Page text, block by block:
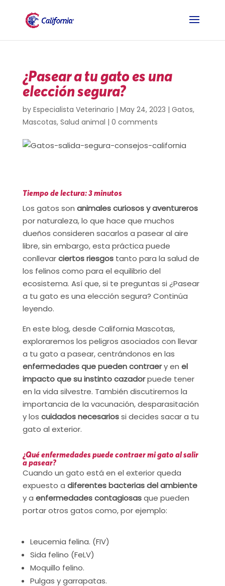
¿Pasear a tu gato es una
elección segura?
by Especialista Veterinario | May 24, 2023 | Gatos,
Mascotas, Salud animal | 0 comments
Tiempo de lectura: 3 minutos
Los gatos son animales curiosos y aventureros
por naturaleza, lo que hace que muchos
dueños consideren sacarlos a pasear al aire
libre, sin embargo, esta práctica puede
conllevarciertos riesgostanto para la salud de
los felinos como para el equilibrio del
ecosistema. Así que, si te preguntas si ¿Pasear
a tu gato es una elección segura? Continúa
leyendo.
En este blog, desde California Mascotas,
exploraremos los peligros asociados con llevar
a tu gato a pasear, centrándonos en las
enfermedades que pueden contraery en el
impacto que su instinto cazadorpuede tener
en la vida silvestre. También discutiremos la
importancia de la vacunación, desparasitación
y los cuidados necesariossi decides sacar a tu
gato al exterior.
¿Qué enfermedades puede contraer mi gato al salir
a pasear?
Cuando un gato está en el exterior queda
expuesto a diferentes bacterias del ambiente
y a enfermedades contagiosasque pueden
portar otros gatos como, por ejemplo:
Leucemia felina. (FIV)
Sida felino (FeLV)
Moquillo felino.
Pulgas y garrapatas.